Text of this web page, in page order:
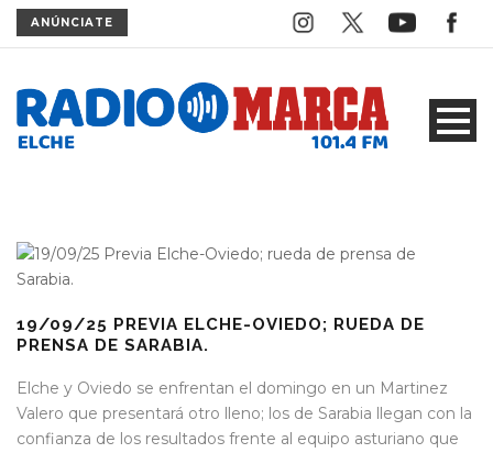
ANÚNCIATE
19/09/25 PREVIA ELCHE-OVIEDO; RUEDA DE
PRENSA DE SARABIA.
Elche y Oviedo se enfrentan el domingo en un Martinez
Valero que presentará otro lleno; los de Sarabia llegan con la
confianza de los resultados frente al equipo asturiano que